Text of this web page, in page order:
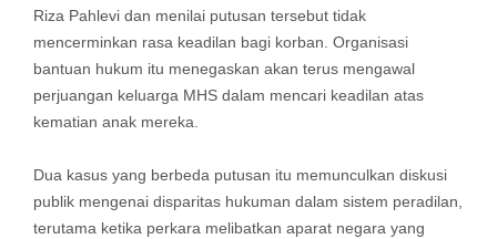
Riza Pahlevi dan menilai putusan tersebut tidak
mencerminkan rasa keadilan bagi korban. Organisasi
bantuan hukum itu menegaskan akan terus mengawal
perjuangan keluarga MHS dalam mencari keadilan atas
kematian anak mereka.
Dua kasus yang berbeda putusan itu memunculkan diskusi
publik mengenai disparitas hukuman dalam sistem peradilan,
terutama ketika perkara melibatkan aparat negara yang